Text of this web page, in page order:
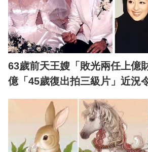
63歲前天王嫂「敗光兩任上億
億「45歲復出拍三級片」近況